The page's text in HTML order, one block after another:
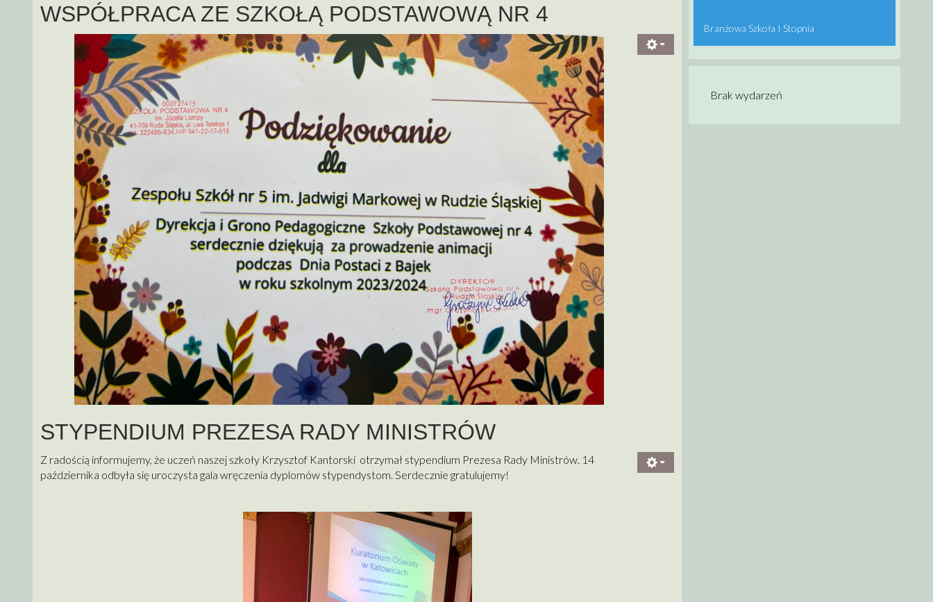
WSPÓŁPRACA ZE SZKOŁĄ PODSTAWOWĄ NR 4
STYPENDIUM PREZESA RADY MINISTRÓW
Z radością informujemy, że uczeń naszej szkoły Krzysztof Kantorski otrzymał stypendium Prezesa Rady Ministrów. 14
października odbyła się uroczysta gala wręczenia dyplomów stypendystom. Serdecznie gratulujemy!
Branżowa Szkoła I Stopnia
Brak wydarzeń